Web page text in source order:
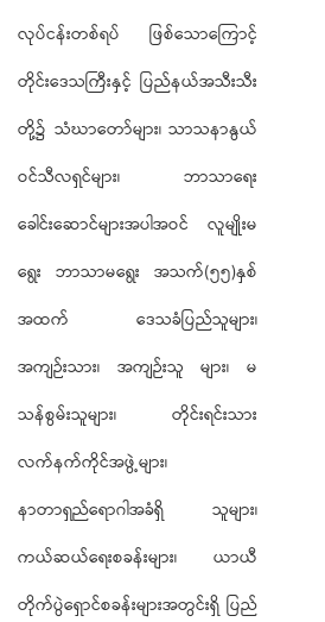
လုပ်ငန်းတစ်ရပ် ဖြစ်သောကြောင့်
တိုင်းဒေသကြီးနှင့် ပြည်နယ်အသီးသီး
တို့၌ သံဃာတော်များ၊ သာသနာနွယ်
ဝင်သီလရှင်များ၊ ဘာသာရေး
ခေါင်းဆောင်များအပါအဝင် လူမျိုးမ
ရွေး ဘာသာမရွေး အသက်(၅၅)နှစ်
အထက် ဒေသခံပြည်သူများ၊
အကျဉ်းသား၊ အကျဉ်းသူ များ၊ မ
သန်စွမ်းသူများ၊ တိုင်းရင်းသား
လက်နက်ကိုင်အဖွဲ့များ၊
နာတာရှည်ရောဂါအခံရှိ သူများ၊
ကယ်ဆယ်ရေးစခန်းများ၊ ယာယီ
တိုက်ပွဲရှောင်စခန်းများအတွင်းရှိ ပြည်